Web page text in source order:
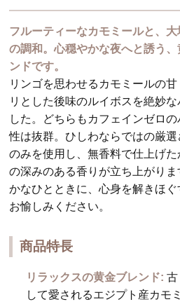
フルーティーなカモミールと、
の調和。心穏やかな夜へと誘う
ンドです。
リンゴを思わせるカモミールの
リとした後味のルイボスを絶妙
した。どちらもカフェインゼロ
性は抜群。ひしわならではの厳
のみを使用し、無香料で仕上げ
の深みのある香りが立ち上がり
かなひとときに、心身を解きほ
お愉しみください。
商品特長
リラックスの黄金ブレンド: 古
して愛されるエジプト産カモ